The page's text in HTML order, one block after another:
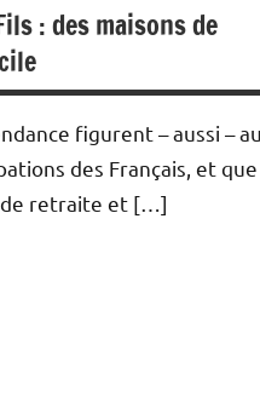
: des maisons de
figurent – aussi – au
des Français, et que
de retraite et […]